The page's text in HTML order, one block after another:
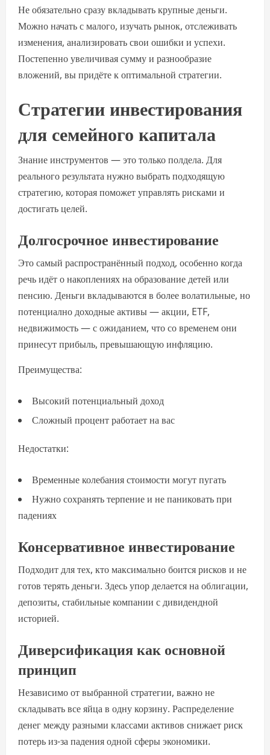
Не обязательно сразу вкладывать крупные деньги.
Можно начать с малого, изучать рынок, отслеживать
изменения, анализировать свои ошибки и успехи.
Постепенно увеличивая сумму и разнообразие
вложений, вы придёте к оптимальной стратегии.
Стратегии инвестирования
для семейного капитала
Знание инструментов — это только полдела. Для
реального результата нужно выбрать подходящую
стратегию, которая поможет управлять рисками и
достигать целей.
Долгосрочное инвестирование
Это самый распространённый подход, особенно когда
речь идёт о накоплениях на образование детей или
пенсию. Деньги вкладываются в более волатильные, но
потенциално доходные активы — акции, ETF,
недвижимость — с ожиданием, что со временем они
принесут прибыль, превышающую инфляцию.
Преимущества:
Высокий потенциальный доход
Сложный процент работает на вас
Недостатки:
Временные колебания стоимости могут пугать
Нужно сохранять терпение и не паниковать при
падениях
Консервативное инвестирование
Подходит для тех, кто максимально боится рисков и не
готов терять деньги. Здесь упор делается на облигации,
депозиты, стабильные компании с дивидендной
историей.
Диверсификация как основной
принцип
Независимо от выбранной стратегии, важно не
складывать все яйца в одну корзину. Распределение
денег между разными классами активов снижает риск
потерь из-за падения одной сферы экономики.